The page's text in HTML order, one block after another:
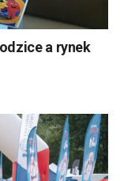
a rynek